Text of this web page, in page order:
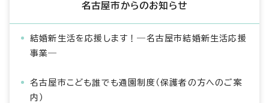
名古屋市からのお知らせ
結婚新生活を応援します！―名古屋市結婚新生活応援
事業―
名古屋市こども誰でも通園制度（保護者の方へのご案
内）